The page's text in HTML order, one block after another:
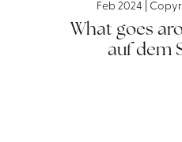
What goes
auf dem
Feb 2024